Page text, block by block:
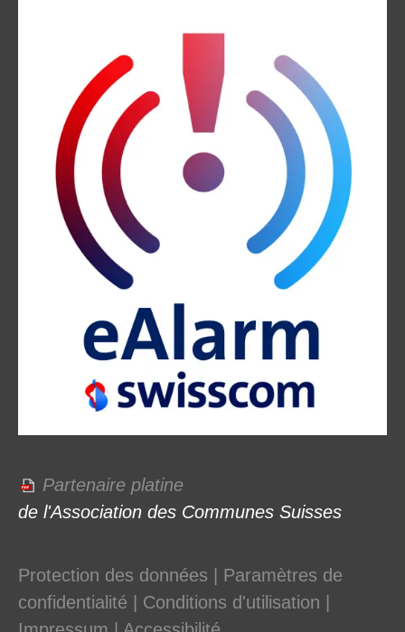
Partenaire platine
de l'Association des Communes Suisses
Protection des données | Paramètres de
confidentialité | Conditions d'utilisation |